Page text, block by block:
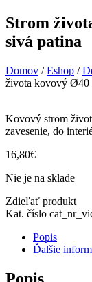
Strom
sivá patina
Domov /Eshop /
života kovový Ø40
Kovový strom
zavesenie, do
16,80€
Nie je na sklade
Zdieľať produkt
Kat. číslo
Popis
Ďalšie
Popis